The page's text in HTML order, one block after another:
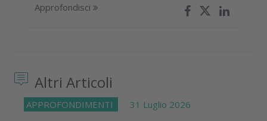
Approfondisci
Altri Articoli
APPROFONDIMENTI 31 Luglio 2026